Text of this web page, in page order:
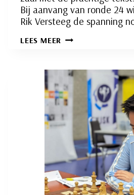
Bij aanvang van ronde 24
Rik Versteeg de spanning
LEES MEER INTERNE
DENK
EN
SCHENK!